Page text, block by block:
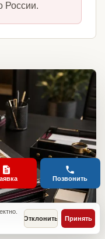
России.
Отклонить Принять
Позвонить